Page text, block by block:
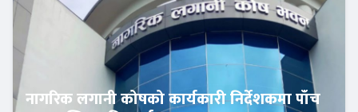
नागरिक लगानी कोषको कार्यकारी निर्देशकमा पाँच